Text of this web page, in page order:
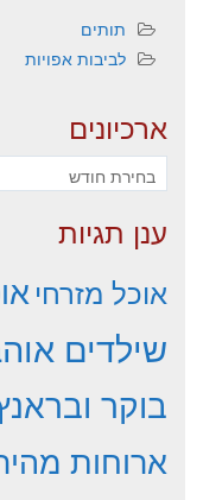
תותים
לביבות אפויות
ארכיונים
ענן תגיות
אוכל מזרחי
שילדים
בוקר
ארוחות